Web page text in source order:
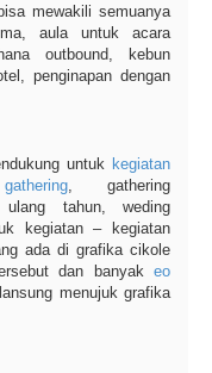
mewakili semuanya
aula untuk acara
outbound, kebun
penginapan dengan
untuk kegiatan
, gathering
tahun, weding
kegiatan – kegiatan
ada di grafika cikole
dan banyak eo
menujuk grafika